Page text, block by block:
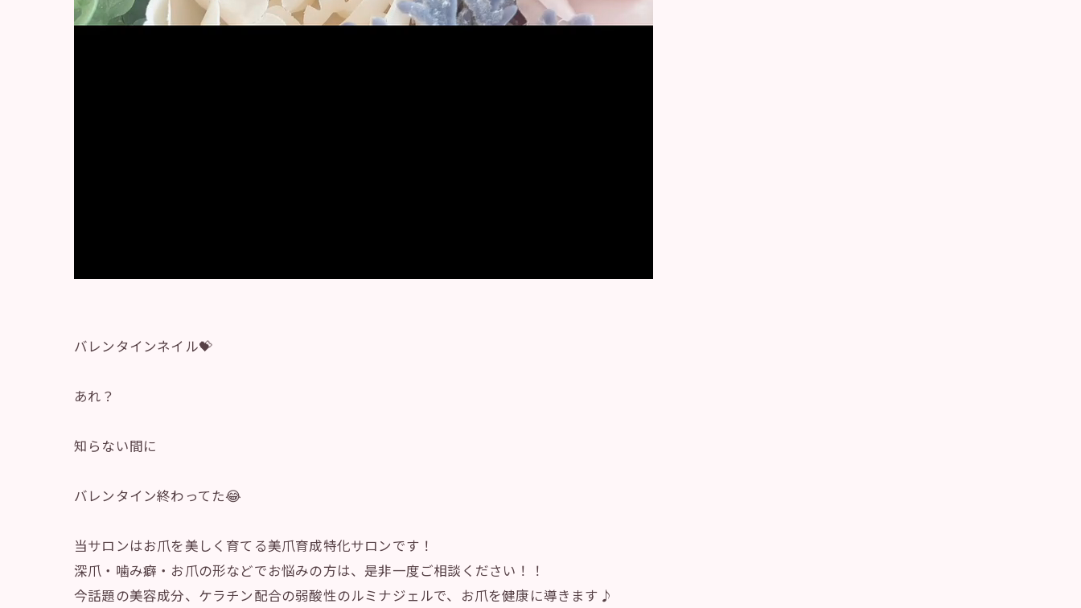
バレンタインネイル💝
あれ？
知らない間に
バレンタイン終わってた😂
当サロンはお爪を美しく育てる美爪育成特化サロンです！
深爪・噛み癖・お爪の形などでお悩みの方は、是非一度ご相談ください！！
今話題の美容成分、ケラチン配合の弱酸性のルミナジェルで、お爪を健康に導きます♪